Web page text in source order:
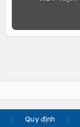
Quy định